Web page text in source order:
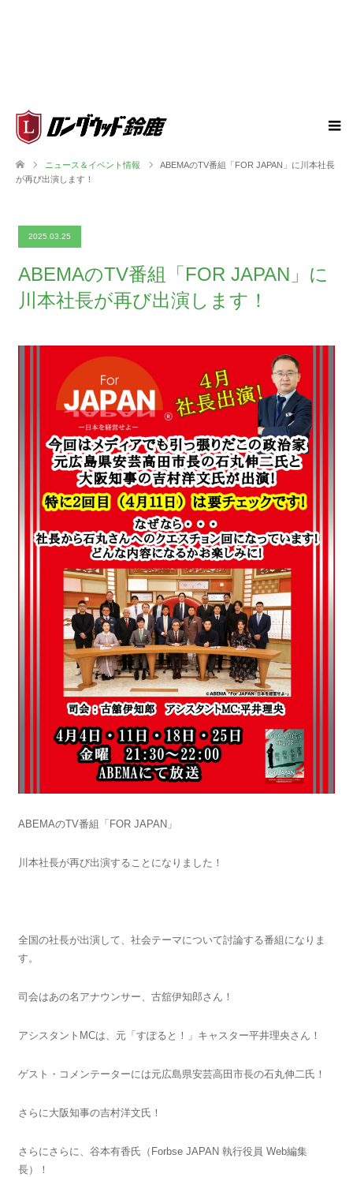
ニュース＆イベント情報
ABEMAのTV番組「FOR JAPAN」に川本社長
が再び出演します！
2025.03.25
ABEMAのTV番組「FOR JAPAN」に
川本社長が再び出演します！
ABEMAのTV番組「FOR JAPAN」
川本社長が再び出演することになりました！
全国の社長が出演して、社会テーマについて討論する番組になりま
す。
司会はあの名アナウンサー、古舘伊知郎さん！
アシスタントMCは、元「すぽると！」キャスター平井理央さん！
ゲスト・コメンテーターには元広島県安芸高田市長の石丸伸二氏！
さらに大阪知事の吉村洋文氏！
さらにさらに、谷本有香氏（Forbse JAPAN 執行役員 Web編集
長）！